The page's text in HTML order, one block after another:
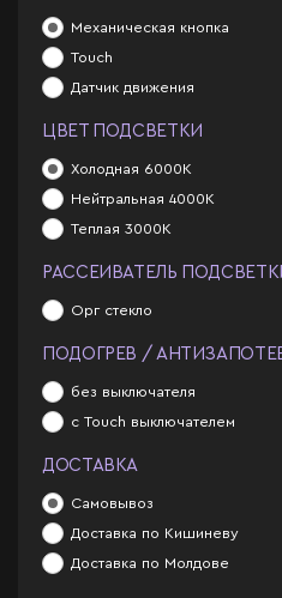
Механическая кнопка
Touch
Датчик движения
ЦВЕТ ПОДСВЕТКИ
Холодная 6000К
Нейтральная 4000К
Теплая 3000К
РАССЕИВАТЕЛЬ
Орг стекло
ПОДОГРЕВ /
без выключателя
с Touch выключателем
ДОСТАВКА
Самовывоз
Доставка по Кишиневу
Доставка по Молдове